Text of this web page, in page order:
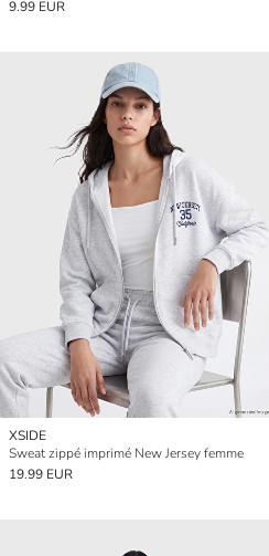
9.99 EUR
XSIDE
Sweat zippé imprimé New Jersey femme
19.99 EUR